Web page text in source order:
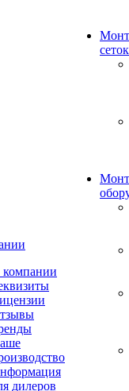
дилеров
сеток